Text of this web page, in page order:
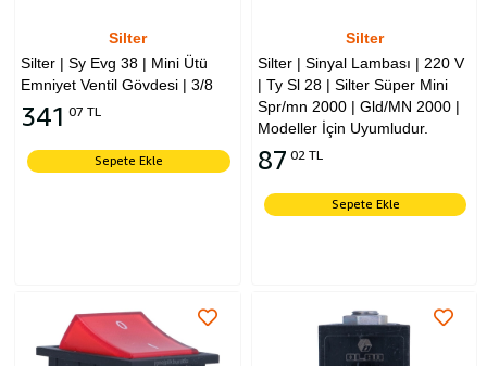
Silter
Silter | Sy Evg 38 | Mini Ütü
Emniyet Ventil Gövdesi | 3/8
341 07 TL
Sepete Ekle
Silter
Silter | Sinyal Lambası | 220 V
| Ty Sl 28 | Silter Süper Mini
Spr/mn 2000 | Gld/MN 2000 |
Modeller İçin Uyumludur.
87 02 TL
Sepete Ekle